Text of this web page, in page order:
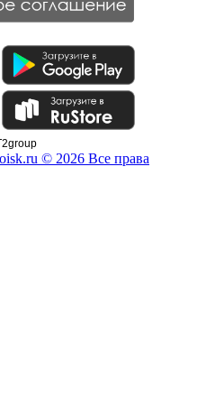
© 2026 Все права